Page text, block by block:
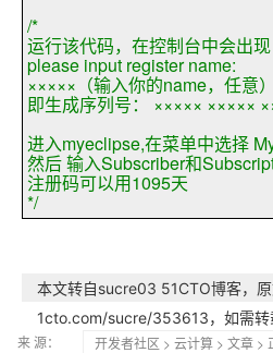
/*
运行该代码，在控制台中会出现
please input register name:
×××××（输入你的name，任意）
即生成序列号： ××××× ×××××
进入myeclipse,在菜单中选择
然后 输入Subscriber和
注册码可以用1095天
*/
本文转自sucre03 51CTO博客，
1cto.com/sucre/353613，如需转
来 源：
开发者社区 > 云计算 > 文章 >